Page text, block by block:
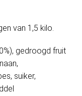
van 1,5 kilo.
gedroogd fruit
suiker,